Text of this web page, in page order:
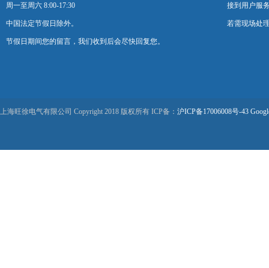
周一至周六 8:00-17:30
中国法定节假日除外。
节假日期间您的留言，我们收到后会尽快回复您。
接到用户服
若需现场处
上海旺徐电气有限公司 Copyright 2018 版权所有 ICP备： 沪ICP备17006008号-43